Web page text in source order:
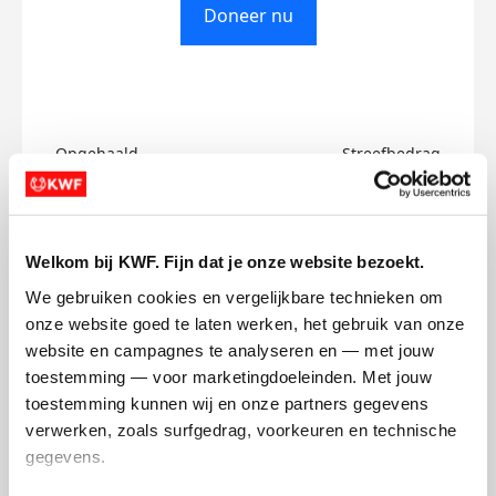
Welkom bij KWF. Fijn dat je onze website bezoekt.
We gebruiken cookies en vergelijkbare technieken om
onze website goed te laten werken, het gebruik van onze
website en campagnes te analyseren en — met jouw
toestemming — voor marketingdoeleinden. Met jouw
toestemming kunnen wij en onze partners gegevens
verwerken, zoals surfgedrag, voorkeuren en technische
gegevens.
Doneer nu
Opgehaald
€0
Streefbedrag
€250
Iris's badges